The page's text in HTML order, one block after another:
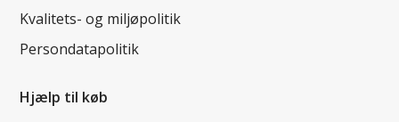
Kvalitets- og miljøpolitik
Persondatapolitik
Hjælp til køb